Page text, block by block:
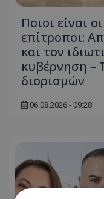
Ποιοι είναι
επίτροποι:
και τον
κυβέρνηση –
διορισμών
06.08.2026 - 09:28